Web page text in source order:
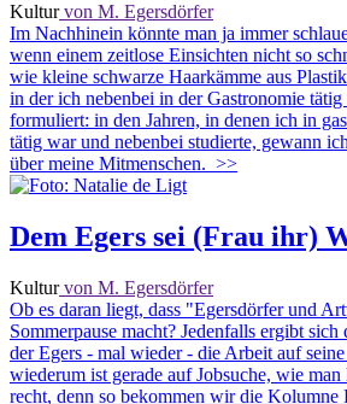
Kulturvon M. Egersdörfer
Im Nachhinein könnte man ja immer
wenn einem zeitlose Einsichten nicht so
wie kleine schwarze Haarkämme aus
in der ich nebenbei in der Gastronomie tätig
formuliert: in den Jahren, in denen ich in
tätig war und nebenbei studierte, gewann
über meine Mitmenschen. >>
Dem Egers sei (Frau ihr)
Kulturvon M. Egersdörfer
Ob es daran liegt, dass "Egersdörfer und
Sommerpause macht? Jedenfalls ergibt
der Egers - mal wieder - die Arbeit auf
wiederum ist gerade auf Jobsuche, wie
recht, denn so bekommen wir die Kolumne